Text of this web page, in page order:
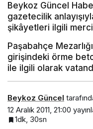
Beykoz Güncel
gazetecilik
şikâyetleri ilgili
Paşabahçe
girişindeki örme
ile ilgili olarak
Beykoz Güncel
12 Aralık 2011, 21:00
1dk, 30sn